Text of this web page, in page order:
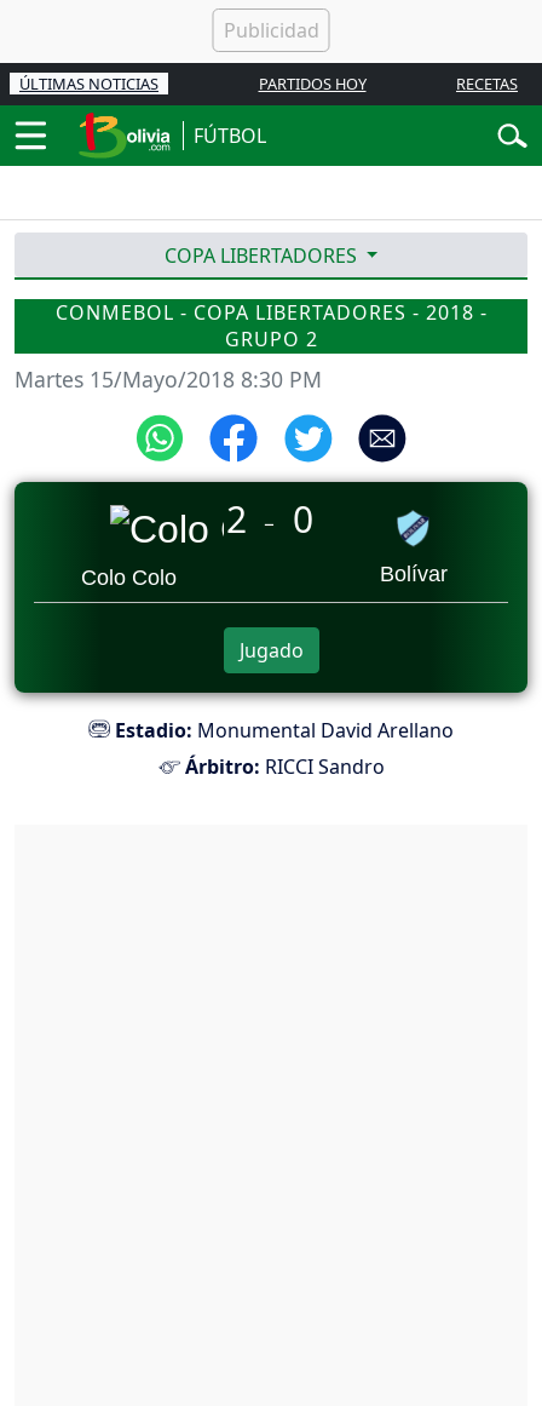
ÚLTIMAS NOTICIAS PARTIDOS HOY RECETAS
FÚTBOL
COPA LIBERTADORES
CONMEBOL - COPA LIBERTADORES - 2018 -
GRUPO 2
Martes 15/Mayo/2018 8:30 PM
Colo Colo
2 _ 0
Bolívar
Jugado
Estadio: Monumental David Arellano
Árbitro: RICCI Sandro